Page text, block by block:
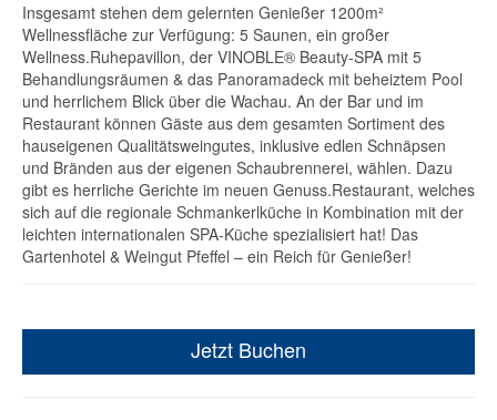
Insgesamt stehen dem gelernten Genießer 1200m²
Wellnessfläche zur Verfügung: 5 Saunen, ein großer
Wellness.Ruhepavillon, der VINOBLE® Beauty-SPA mit 5
Behandlungsräumen & das Panoramadeck mit beheiztem Pool
und herrlichem Blick über die Wachau. An der Bar und im
Restaurant können Gäste aus dem gesamten Sortiment des
hauseigenen Qualitätsweingutes, inklusive edlen Schnäpsen
und Bränden aus der eigenen Schaubrennerei, wählen. Dazu
gibt es herrliche Gerichte im neuen Genuss.Restaurant, welches
sich auf die regionale Schmankerlküche in Kombination mit der
leichten internationalen SPA-Küche spezialisiert hat! Das
Gartenhotel & Weingut Pfeffel – ein Reich für Genießer!
Jetzt Buchen